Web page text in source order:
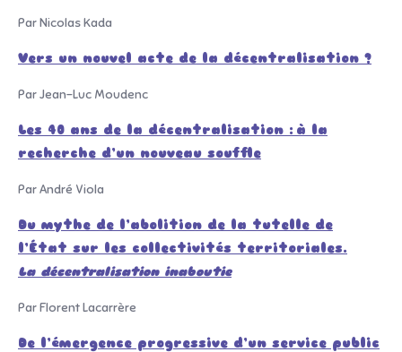
Par Nicolas Kada
Vers un nouvel acte de la décentralisation ?
Par Jean-Luc Moudenc
Les 40 ans de la décentralisation : à la
recherche d’un nouveau souffle
Par André Viola
Du mythe de l’abolition de la tutelle de
l’État sur les collectivités territoriales.
La décentralisation inaboutie
Par Florent Lacarrère
De l’émergence progressive d’un service public